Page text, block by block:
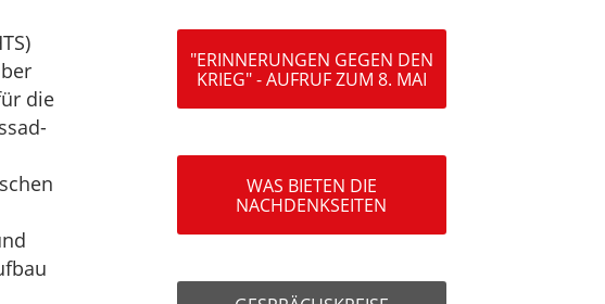
die
"ERINNERUNGEN GEGEN DEN
KRIEG" - AUFRUF ZUM 8. MAI
WAS BIETEN DIE
NACHDENKSEITEN